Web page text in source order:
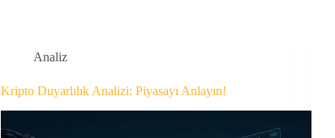
Analiz
Kripto Duyarlılık Analizi: Piyasayı Anlayın!